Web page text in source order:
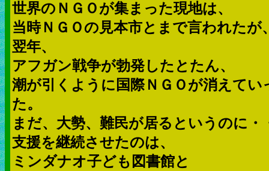
世界のＮＧＯが集まった現地は、
当時ＮＧＯの見本市とまで言われたが
翌年、
アフガン戦争が勃発したとたん、
潮が引くように国際ＮＧＯが消えてい
た。
まだ、大勢、難民が居るというのに・
支援を継続させたのは、
ミンダナオ子ども図書館と